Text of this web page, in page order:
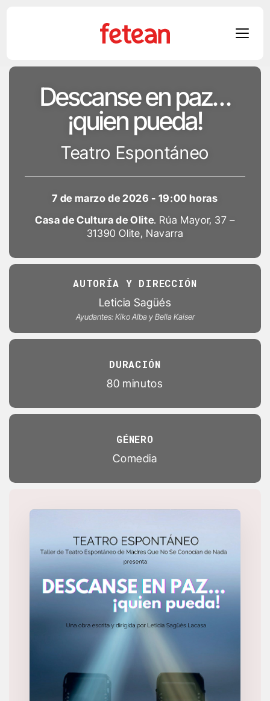
Skip
Descanse en paz…
¡quien pueda!
Teatro Espontáneo
7 de marzo de 2026 - 19:00 horas
Casa de Cultura de Olite. Rúa Mayor, 37 –
31390 Olite, Navarra
AUTORÍA Y DIRECCIÓN
Leticia Sagüés
Ayudantes: Kiko Alba y Bella Kaiser
DURACIÓN
80 minutos
GÉNERO
Comedia